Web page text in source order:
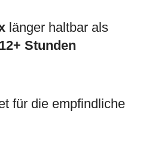
länger haltbar als
Stunden
für die empfindliche